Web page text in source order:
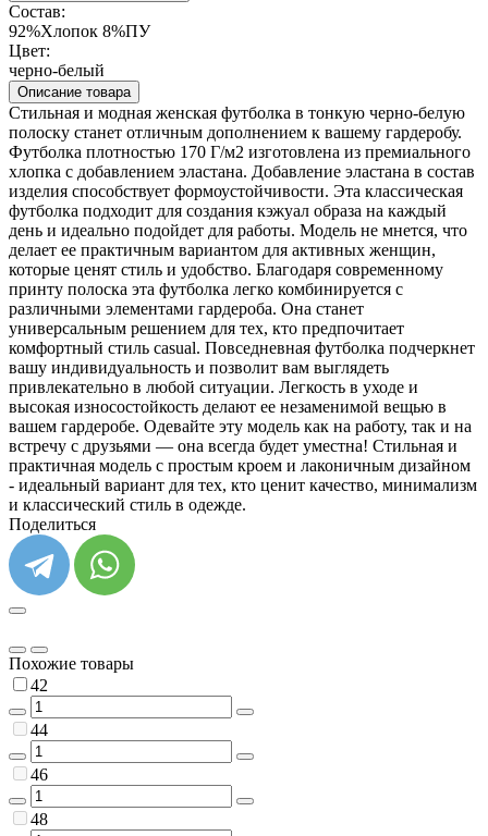
Состав:
92%Хлопок 8%ПУ
Цвет:
черно-белый
Описание товара
Стильная и модная женская футболка в тонкую черно-белую
полоску станет отличным дополнением к вашему гардеробу.
Футболка плотностью 170 Г/м2 изготовлена из премиального
хлопка с добавлением эластана. Добавление эластана в состав
изделия способствует формоустойчивости. Эта классическая
футболка подходит для создания кэжуал образа на каждый
день и идеально подойдет для работы. Модель не мнется, что
делает ее практичным вариантом для активных женщин,
которые ценят стиль и удобство. Благодаря современному
принту полоска эта футболка легко комбинируется с
различными элементами гардероба. Она станет
универсальным решением для тех, кто предпочитает
комфортный стиль casual. Повседневная футболка подчеркнет
вашу индивидуальность и позволит вам выглядеть
привлекательно в любой ситуации. Легкость в уходе и
высокая износостойкость делают ее незаменимой вещью в
вашем гардеробе. Одевайте эту модель как на работу, так и на
встречу с друзьями — она всегда будет уместна! Стильная и
практичная модель с простым кроем и лаконичным дизайном
- идеальный вариант для тех, кто ценит качество, минимализм
и классический стиль в одежде.
Поделиться
Похожие товары
42
44
46
48